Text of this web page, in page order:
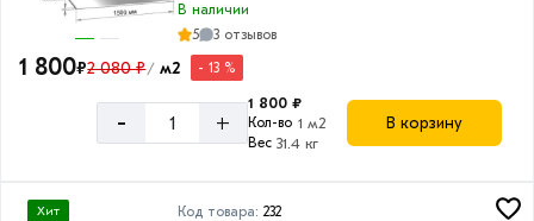
В наличии
5
3 отзывов
1 800₽2 080 ₽/ м2 - 13 %
- +
1 800 ₽
Кол-во 1 м2
Вес 31.4 кг
В корзину
Хит Код товара: 232